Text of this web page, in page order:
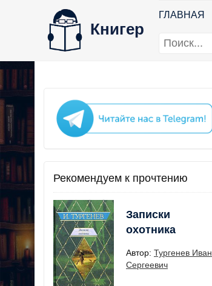
Книгер
ГЛАВНАЯ
Рекомендуем к прочтению
Записки
охотника
Автор: Тургенев Иван
Сергеевич